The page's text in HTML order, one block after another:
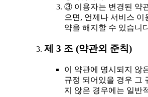
③ 이용자는 변경된 약
으면, 언제나 서비스 이
약을 해지할 수 있습니
제 3 조 (약관외 준칙)
이 약관에 명시되지 않
규정 되어있을 경우 그
지 않은 경우에는 일반